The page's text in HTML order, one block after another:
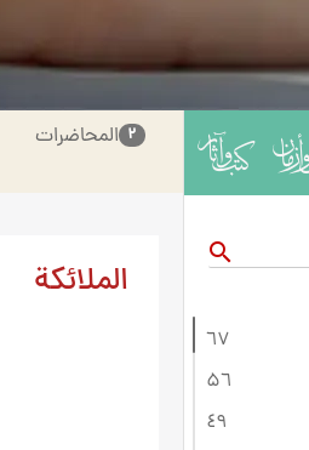
search
٦۷
۵٦
٤٩
۲ المحاضرات
الملائكة